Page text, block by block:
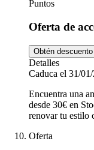
Puntos
Oferta de
Obtén descuento
Detalles
Caduca el 31/
Encuentra una
desde 30€ en
renovar tu estilo
Oferta